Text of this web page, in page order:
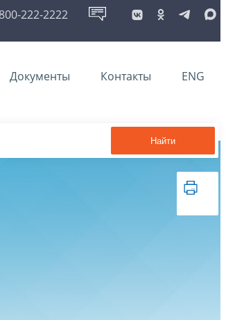
222-2222
Документы Контакты ENG
Найти